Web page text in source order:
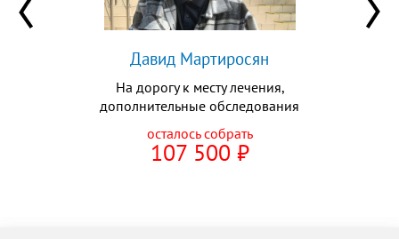
Давид Мартиросян
На дорогу к месту лечения,
дополнительные обследования
осталось собрать
107 500 ⃏